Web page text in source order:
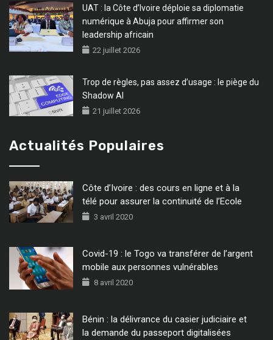
UAT : la Côte d’Ivoire déploie sa diplomatie
numérique à Abuja pour affirmer son
leadership africain
22 juillet 2026
Trop de règles, pas assez d’usage : le piège du
Shadow AI
21 juillet 2026
Actualités Populaires
Côte d’Ivoire : des cours en ligne et à la
télé pour assurer la continuité de l’Ecole
3 avril 2020
Covid-19 : le Togo va transférer de l’argent
mobile aux personnes vulnérables
8 avril 2020
Bénin : la délivrance du casier judiciaire et
la demande du passeport digitalisées